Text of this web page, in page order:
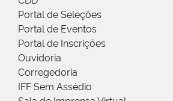
Portal de Seleções
Portal de Eventos
Portal de Inscrições
Ouvidoria
Corregedoria
IFF Sem Assédio